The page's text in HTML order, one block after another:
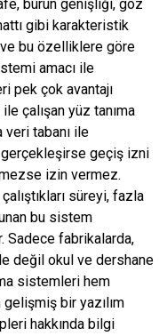
burun genişliği, göz
gibi karakteristik
bu özelliklere göre
amacı ile
pek çok avantajı
çalışan yüz tanıma
veri tabanı ile
gerçekleşirse geçiş izni
izin vermez.
süreyi, fazla
bu sistem
Sadece fabrikalarda,
değil okul ve dershane
sistemleri hem
bir yazılım
hakkında bilgi